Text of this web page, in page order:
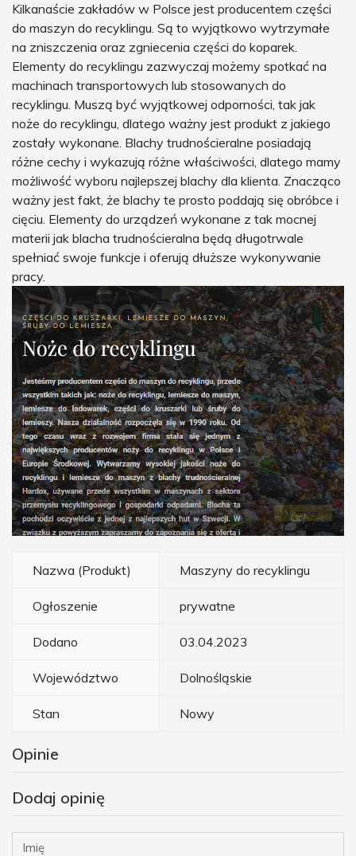
Kilkanaście zakładów w Polsce jest producentem części
do maszyn do recyklingu. Są to wyjątkowo wytrzymałe
na zniszczenia oraz zgniecenia części do koparek.
Elementy do recyklingu zazwyczaj możemy spotkać na
machinach transportowych lub stosowanych do
recyklingu. Muszą być wyjątkowej odporności, tak jak
noże do recyklingu, dlatego ważny jest produkt z jakiego
zostały wykonane. Blachy trudnościeralne posiadają
różne cechy i wykazują różne właściwości, dlatego mamy
możliwość wyboru najlepszej blachy dla klienta. Znacząco
ważny jest fakt, że blachy te prosto poddają się obróbce i
cięciu. Elementy do urządzeń wykonane z tak mocnej
materii jak blacha trudnościeralna będą długotrwale
spełniać swoje funkcje i oferują dłuższe wykonywanie
pracy.
Nazwa (Produkt) Maszyny do recyklingu
Ogłoszenie prywatne
Dodano 03.04.2023
Województwo Dolnośląskie
Stan Nowy
Opinie
Dodaj opinię